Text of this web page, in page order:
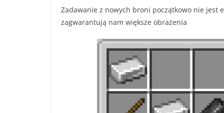
Zadawanie z nowych broni początkowo nie jest
zagwarantują nam większe obrażenia